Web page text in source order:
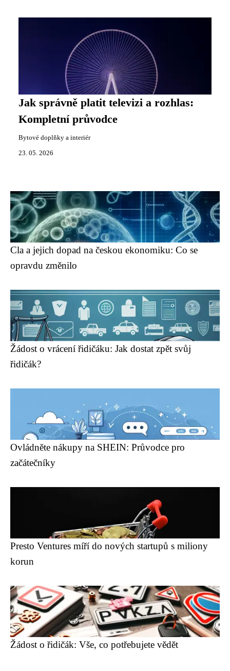
Jak správně platit televizi a rozhlas:
Kompletní průvodce
Bytové doplňky a interiér
23. 05. 2026
Cla a jejich dopad na českou ekonomiku: Co se
opravdu změnilo
Žádost o vrácení řidičáku: Jak dostat zpět svůj
řidičák?
Ovládněte nákupy na SHEIN: Průvodce pro
začátečníky
Presto Ventures míří do nových startupů s miliony
korun
Žádost o řidičák: Vše, co potřebujete vědět